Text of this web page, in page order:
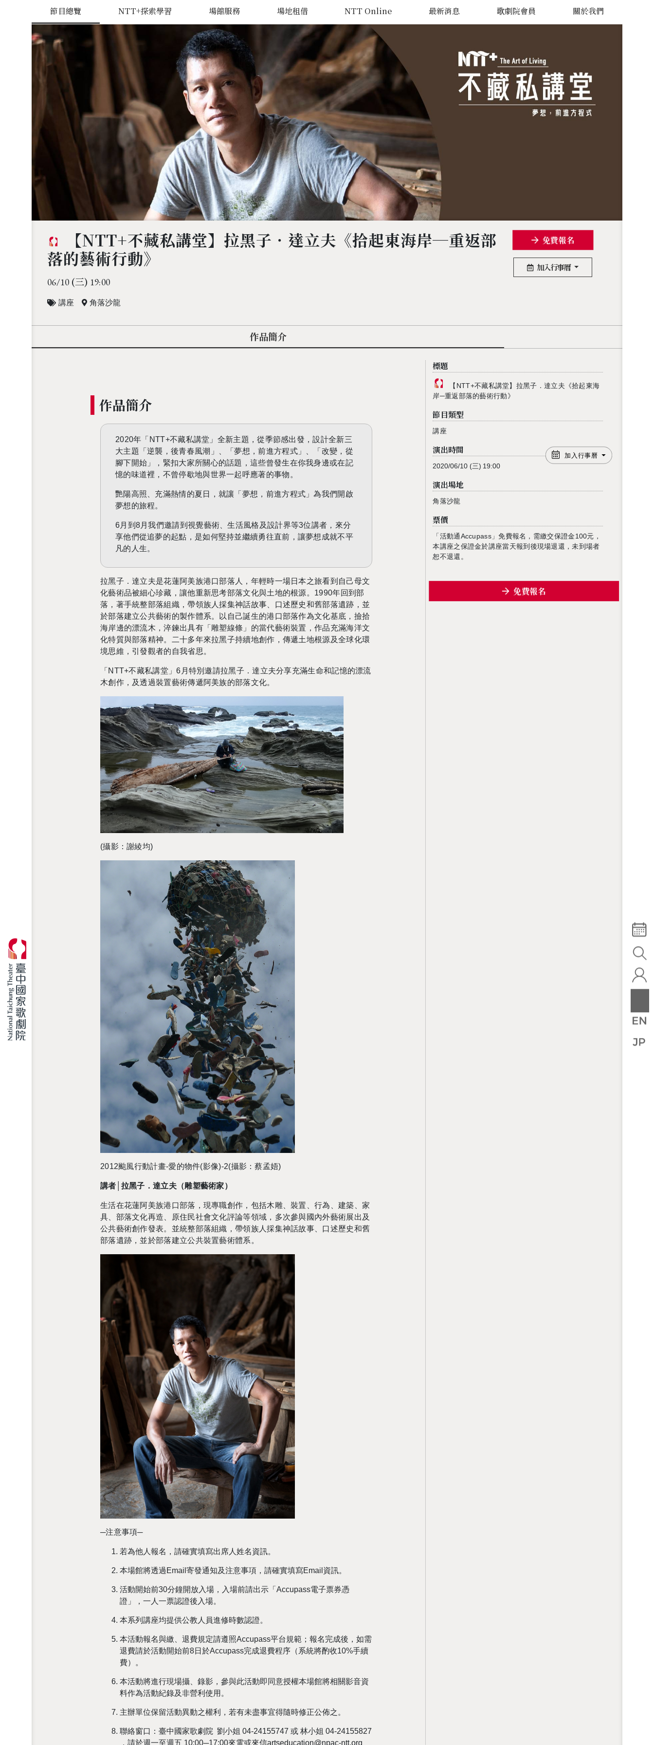
節目總覽 NTT+探索學習 場館服務 場地租借 NTT Online 最新消息 歌劇院會員 關於我們
【NTT+不藏私講堂】拉黑子．達立夫《拾起東海岸─重返部
落的藝術行動》
06/10 (三) 19:00
講座 角落沙龍
免費報名
加入行事曆
作品簡介
作品簡介
2020年「NTT+不藏私講堂」全新主題，從季節感出發，設計全新三
大主題「逆襲，後青春風潮」、「夢想，前進方程式」、「改變，從
腳下開始」，緊扣大家所關心的話題，這些曾發生在你我身邊或在記
憶的味道裡，不曾停歇地與世界一起呼應著的事物。
艷陽高照、充滿熱情的夏日，就讓「夢想，前進方程式」為我們開啟
夢想的旅程。
6月到 8月我們邀請到視覺藝術、生活風格及設計界等3位講者，來分
享他們從追夢的起點，是如何堅持並繼續勇往直前，讓夢想成就不平
凡的人生。
拉黑子．達立夫是花蓮阿美族港口部落人，年輕時一場日本之旅看到自己母文
化藝術品被細心珍藏，讓他重新思考部落文化與土地的根源。 1990年回到部
落，著手統整部落組織，帶領族人採集神話故事、口述歷史和舊部落遺跡，並
於部落建立公共藝術的製作體系。以自己誕生的港口部落作為文化基底，撿拾
海岸邊的漂流木，淬鍊出具有「 雕塑線條 」的當代藝術裝置 ，作品充滿海洋文
化特質與部落精神。二十多年來拉黑子持續地創作，傳遞土地根源及全球化環
境思維，引發觀者的自我省思。
「 NTT+不藏私講堂」6 月特別邀請拉黑子．達立夫分享充滿生命和記憶的漂流
木創作，及透過裝置藝術傳遞阿美族的部落文化。
(攝影：謝綾均)
2012颱風行動計畫-愛的物件(影像)-2(攝影：蔡孟娪)
講者│拉黑子．達立夫（雕塑藝術家）
生活在花蓮阿美族港口部落，現專職創作，包括木雕、裝置、行為、建築、家
具、部落文化再造、原住民社會文化評論等領域，多次參與國內外藝術展出及
公共藝術創作發表。並統整部落組織，帶領族人採集神話故事、口述歷史和舊
部落遺跡，並於部落建立公共裝置藝術體系。
─注意事項─
若為他人報名，請確實填寫出席人姓名資訊。
本場館將透過Email寄發通知及注意事項，請確實填寫Email資訊。
活動開始前30分鐘開放入場，入場前請出示「Accupass電子票券憑
證」，一人一票認證後入場。
本系列講座均提供公教人員進修時數認證。
本活動報名與繳、退費規定請遵照Accupass平台規範；報名完成後，如需
退費請於活動開始前8日於Accupass完成退費程序（系統將酌收10%手續
費）。
本活動將進行現場攝、錄影，參與此活動即同意授權本場館將相關影音資
料作為活動紀錄及非營利使用。
主辦單位保留活動異動之權利，若有未盡事宜得隨時修正公佈之。
聯絡窗口：臺中國家歌劇院 劉小姐 04-24155747 或 林小姐 04-24155827
，請於週一至週五 10:00─17:00來電或來信artseducation@npac-ntt.org
標題
【NTT+不藏私講堂】拉黑子．達立夫《拾起東海
岸─重返部落的藝術行動》
節目類型
講座
演出時間
2020/06/10 (三) 19:00
加入行事曆
演出場地
角落沙龍
票價
「活動通Accupass」免費報名，需繳交保證金100元，
本講座之保證金於講座當天報到後現場退還，未到場者
恕不退還。
免費報名